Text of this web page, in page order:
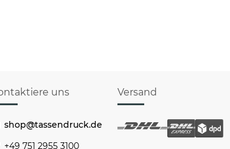
uns
shop@tassendruck.de
+49 751 2955 3100
Versand